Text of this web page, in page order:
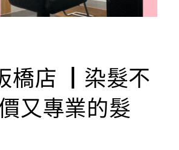
橋店 ┃染髮不
又專業的髮